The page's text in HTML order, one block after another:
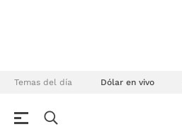
Temas del día Dólar en vivo